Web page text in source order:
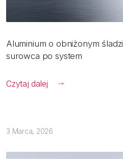
Aluminium o obniżonym
surowca po system
Czytaj dalej
3 Marca, 2026